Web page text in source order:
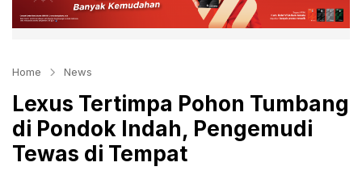
Home News
Lexus Tertimpa Pohon Tumbang
di Pondok Indah, Pengemudi
Tewas di Tempat